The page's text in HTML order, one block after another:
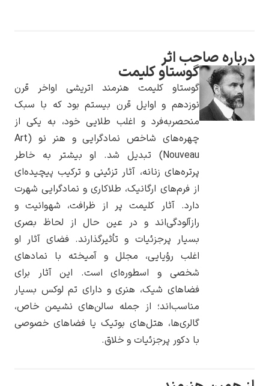
پل سزان
اثر
گوستاو کلیمت
گوستاو کلیمت هنرمند اتریشی اواخر قرن
نوزدهم و اوایل قرن بیستم بود که با سبک
منحصربه‌فرد و اغلب طلایی خود، به یکی از
چهره‌های شاخص نمادگرایی و هنر نو (Art
Nouveau) تبدیل شد. او بیشتر به خاطر
پرتره‌های زنانه، آثار تزئینی و ترکیب پیچیده‌ای
از فرم‌های ارگانیک، طلاکاری و نمادگرایی شهرت
دارد. آثار کلیمت پر از ظرافت، شهوانیت و
رازآلودگی‌اند و در عین حال از لحاظ بصری
بسیار پرجزئیات و تأثیرگذارند. فضای آثار او
اغلب رؤیایی، مجلل و آمیخته با نمادهای
شخصی و اسطوره‌ای است. این آثار برای
فضاهای شیک، هنری و دارای تم لوکس بسیار
مناسب‌اند؛ از جمله سالن‌های نشیمن خاص،
گالری‌ها، هتل‌های بوتیک یا فضاهای خصوصی
با دکور پرجزئیات و خلاق.